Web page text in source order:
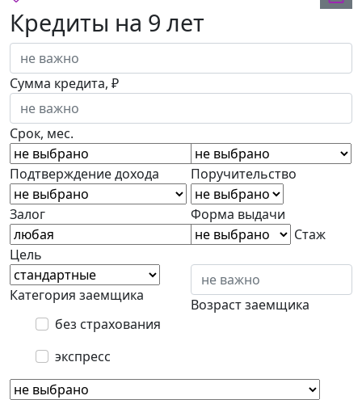
Кредиты на 9 лет
Сумма кредита, ₽
Срок, мес.
Подтверждение дохода Поручительство
Залог Форма выдачи
Цель
Стаж
Категория заемщика
Возраст заемщика
без страхования
экспресс